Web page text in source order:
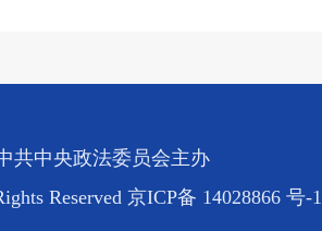
共中央政法委员会主办
Reserved 京ICP备 14028866 号-1